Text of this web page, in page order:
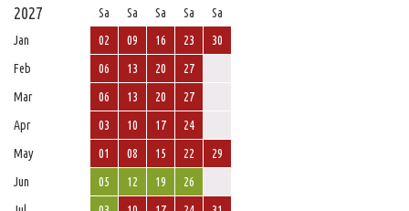
2027 Sa Sa Sa Sa
Sa
Jan
02 09 16 23
30
Feb
06 13 20
27
Mar
06 13 20
27
Apr
03 10 17
24
May
01 08 15 22
29
Jun
05 12 19
26